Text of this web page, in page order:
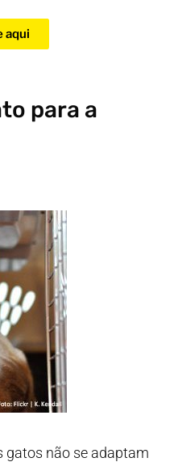
aqui
para a
gatos não se adaptam